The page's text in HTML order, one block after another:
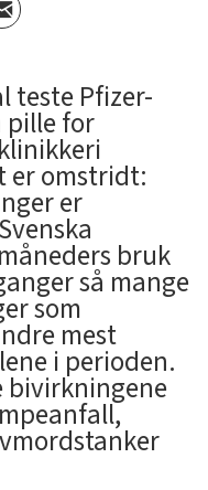
teste Pfizer-
pille for
er omstridt:
er
bruk
så mange
som
mest
i perioden.